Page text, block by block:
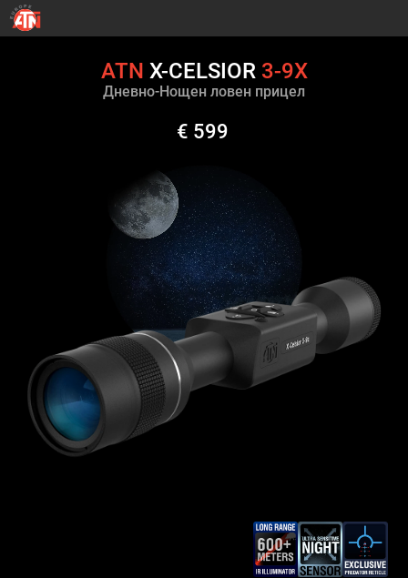
ATN X-CELSIOR 3-9X
Дневно-Нощен ловен прицел
€ 599